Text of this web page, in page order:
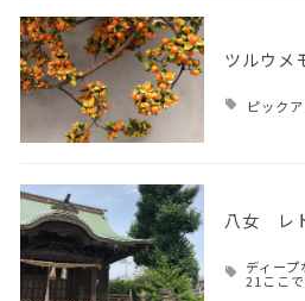
ツルウメ
ピック
八女 レ
ディー
21ここ